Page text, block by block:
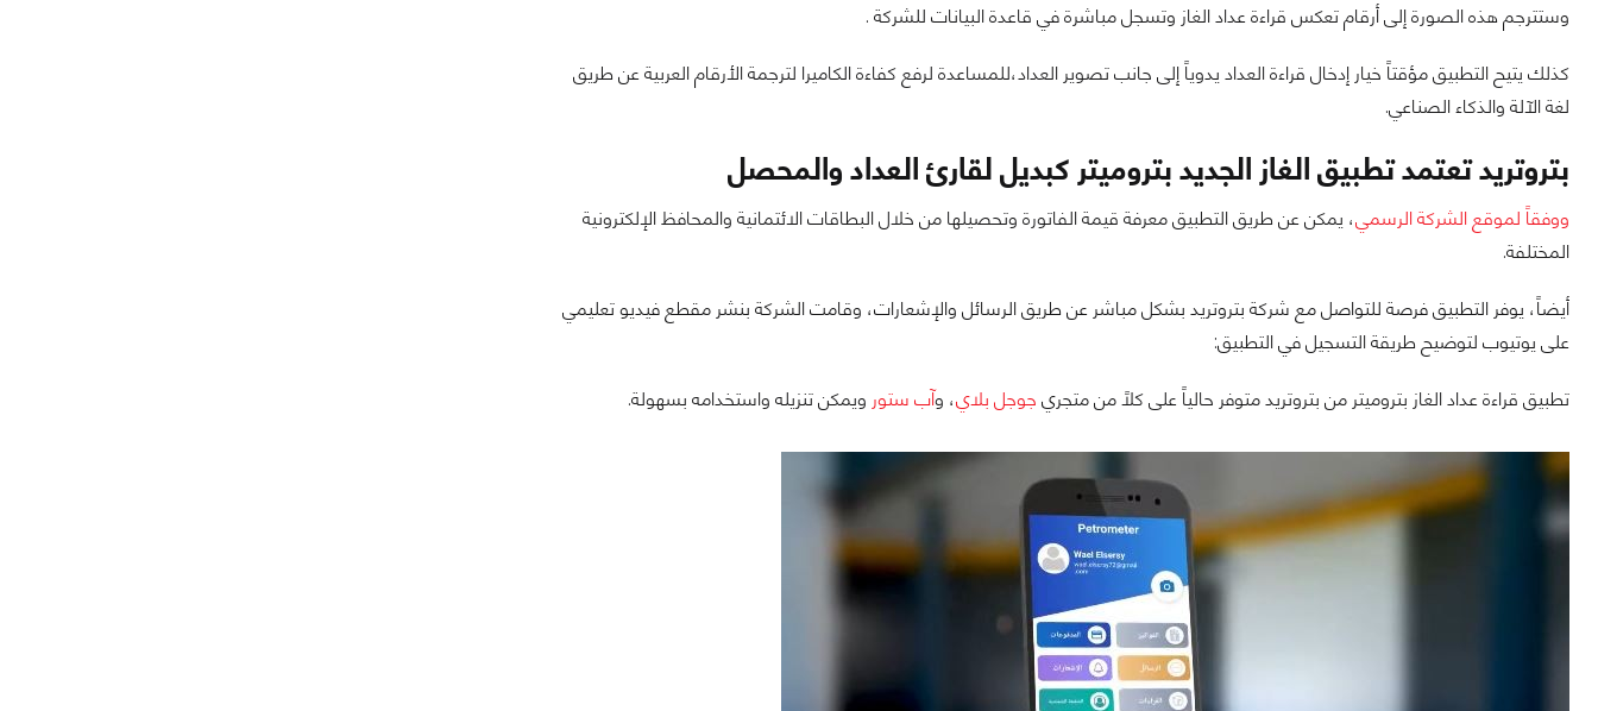
وستترجم هذه الصورة إلى أرقام تعكس قراءة عداد الغاز وتسجل مباشرة في قاعدة البيانات للشركة .
كذلك يتيح التطبيق مؤقتاً خيار إدخال قراءة العداد يدوياً إلى جانب تصوير العداد،للمساعدة لرفع كفاءة الكاميرا لترجمة الأرقام العربية عن طريق
لغة الآلة والذكاء الصناعي.
بتروتريد تعتمد تطبيق الغاز الجديد بتروميتر كبديل لقارئ العداد والمحصل
ووفقاً لموقع الشركة الرسمي، يمكن عن طريق التطبيق معرفة قيمة الفاتورة وتحصيلها من خلال البطاقات الائتمانية والمحافظ الإلكترونية
المختلفة.
أيضاً، يوفر التطبيق فرصة للتواصل مع شركة بتروتريد بشكل مباشر عن طريق الرسائل والإشعارات، وقامت الشركة بنشر مقطع فيديو تعليمي
على يوتيوب لتوضيح طريقة التسجيل في التطبيق:
تطبيق قراءة عداد الغاز بتروميتر من بتروتريد متوفر حالياً على كلاً من متجري جوجل بلاي، وآب ستور ويمكن تنزيله واستخدامه بسهولة.